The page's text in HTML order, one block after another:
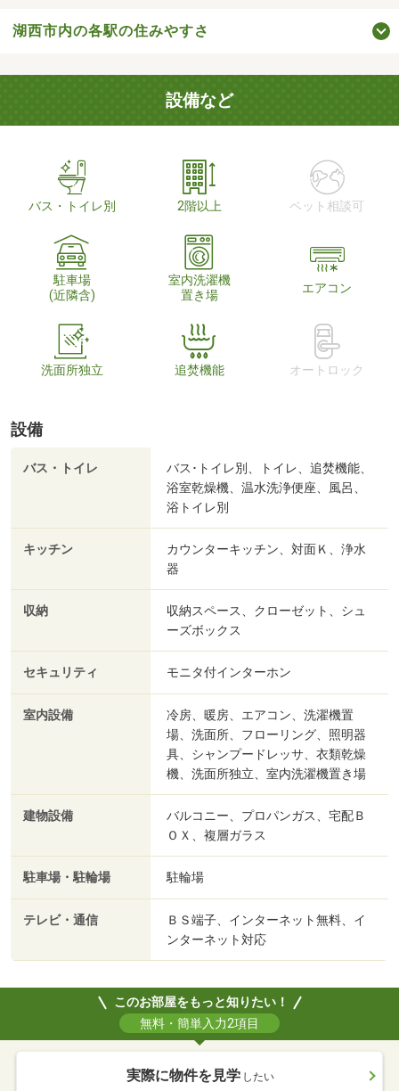
湖西市内の各駅の住みやすさ
設備など
バス・トイレ別 2階以上 ペット相談可
駐車場
(近隣含)
室内洗濯機
置き場
エアコン
洗面所独立 追焚機能 オートロック
設備
バス・トイレ
バス･トイレ別、トイレ、追焚機能、
浴室乾燥機、温水洗浄便座、風呂、
浴トイレ別
キッチン
カウンターキッチン、対面Ｋ、浄水
器
収納
収納スペース、クローゼット、シュ
ーズボックス
セキュリティ モニタ付インターホン
室内設備
冷房、暖房、エアコン、洗濯機置
場、洗面所、フローリング、照明器
具、シャンプードレッサ、衣類乾燥
機、洗面所独立、室内洗濯機置き場
建物設備
バルコニー、プロパンガス、宅配Ｂ
ＯＸ、複層ガラス
駐車場・駐輪場 駐輪場
テレビ・通信
ＢＳ端子、インターネット無料、イ
ンターネット対応
このお部屋をもっと知りたい！
無料・簡単入力2項目
実際に物件を見学 したい